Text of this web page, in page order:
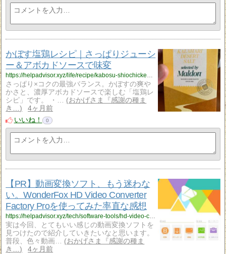
かぼす塩鶏レシピ｜さっぱりジューシ
ー＆アボカドソースで味変
https://helpadvisor.xyz/life/recipe/kabosu-shiochicken-avocado-recipe?utm_source=rss&utm_medium=rss&utm_campaign=kabosu-shiochicken-avocado-recipe
さっぱり×コクの最強バランス。かぼすの爽や
かさと、濃厚アボカドソースで楽しむ「塩鶏レ
シピ」です。 ・…
おかげさま『感謝の種ま
き…
4ヶ月前
いいね！
0
【PR】動画変換ソフト、もう迷わな
い。WonderFox HD Video Converter
Factory Proを使ってみた率直な感想
https://helpadvisor.xyz/tech/software-tools/hd-video-converter-review?utm_source=rss&utm_medium=rss&utm_campaign=hd-video-converter-review
実は今回、とてもいい感じの動画変換ソフトを
見つけたので紹介していきたいなと思います。
普段、色々動画…
おかげさま『感謝の種ま
き…
4ヶ月前